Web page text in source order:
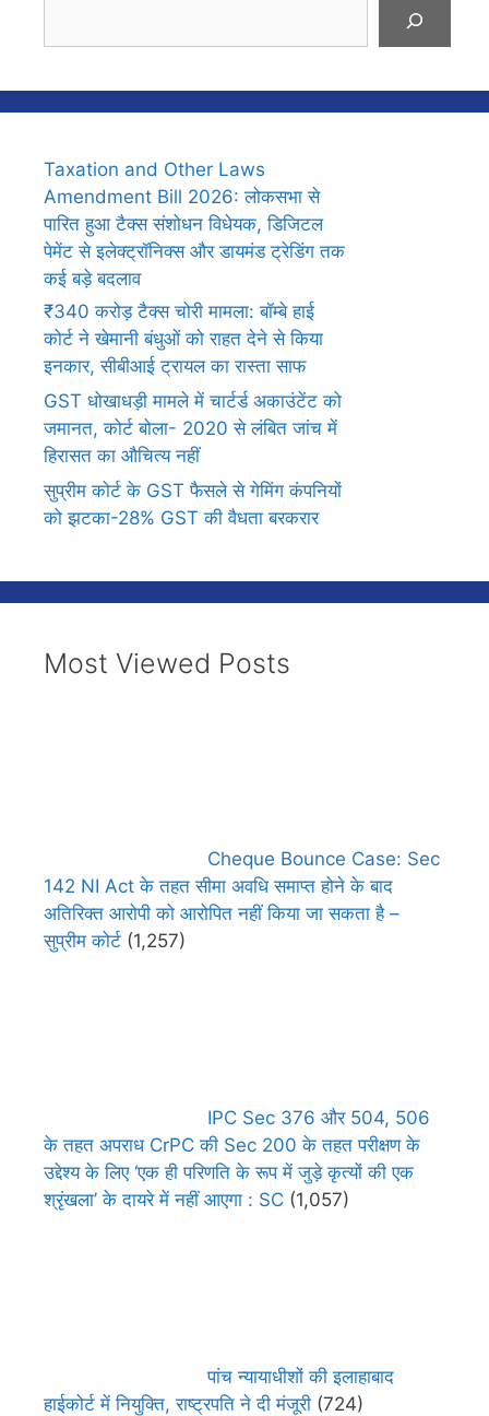
Taxation and Other Laws
Amendment Bill 2026: लोकसभा से
पारित हुआ टैक्स संशोधन विधेयक, डिजिटल
पेमेंट से इलेक्ट्रॉनिक्स और डायमंड ट्रेडिंग तक
कई बड़े बदलाव
₹340 करोड़ टैक्स चोरी मामला: बॉम्बे हाई
कोर्ट ने खेमानी बंधुओं को राहत देने से किया
इनकार, सीबीआई ट्रायल का रास्ता साफ
GST धोखाधड़ी मामले में चार्टर्ड अकाउंटेंट को
जमानत, कोर्ट बोला- 2020 से लंबित जांच में
हिरासत का औचित्य नहीं
सुप्रीम कोर्ट के GST फैसले से गेमिंग कंपनियों
को झटका-28% GST की वैधता बरकरार
Most Viewed Posts
Cheque Bounce Case: Sec
142 NI Act के तहत सीमा अवधि समाप्त होने के बाद
अतिरिक्त आरोपी को आरोपित नहीं किया जा सकता है –
सुप्रीम कोर्ट (1,257)
IPC Sec 376 और 504, 506
के तहत अपराध CrPC की Sec 200 के तहत परीक्षण के
उद्देश्य के लिए ‘एक ही परिणति के रूप में जुड़े कृत्यों की एक
श्रृंखला’ के दायरे में नहीं आएगा : SC (1,057)
पांच न्यायाधीशों की इलाहाबाद
हाईकोर्ट में नियुक्ति, राष्ट्रपति ने दी मंजूरी (724)